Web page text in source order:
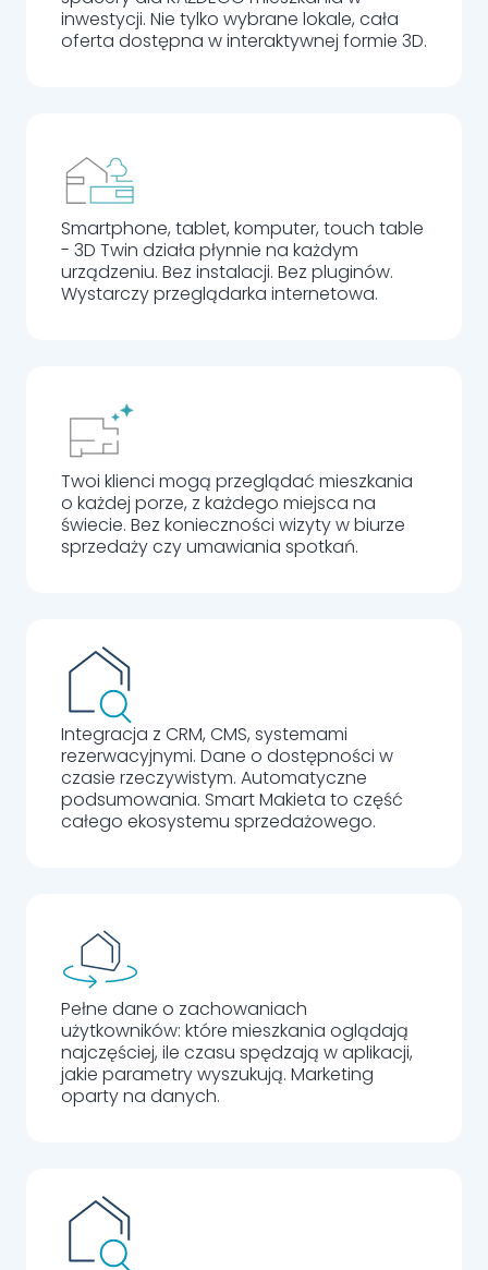
inwestycji. Nie tylko wybrane lokale, cała
oferta dostępna w interaktywnej formie 3D.
Smartphone, tablet, komputer, touch table
- 3D Twin działa płynnie na każdym
urządzeniu. Bez instalacji. Bez pluginów.
Wystarczy przeglądarka internetowa.
Twoi klienci mogą przeglądać mieszkania
o każdej porze, z każdego miejsca na
świecie. Bez konieczności wizyty w biurze
sprzedaży czy umawiania spotkań.
Integracja z CRM, CMS, systemami
rezerwacyjnymi. Dane o dostępności w
czasie rzeczywistym. Automatyczne
podsumowania. Smart Makieta to część
całego ekosystemu sprzedażowego.
Pełne dane o zachowaniach
użytkowników: które mieszkania oglądają
najczęściej, ile czasu spędzają w aplikacji,
jakie parametry wyszukują. Marketing
oparty na danych.